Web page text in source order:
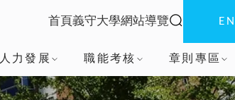
:::
首頁義守大學網站導覽 全站搜索
人力發展 職能考核 章則專區